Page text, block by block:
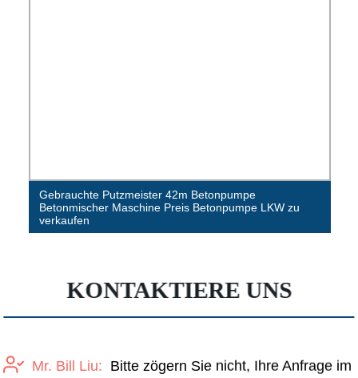
Gebrauchte Putzmeister 42m Betonpumpe
Betonmischer Maschine Preis Betonpumpe LKW zu
verkaufen
KONTAKTIERE UNS
Mr. Bill Liu: Bitte zögern Sie nicht, Ihre Anfrage im